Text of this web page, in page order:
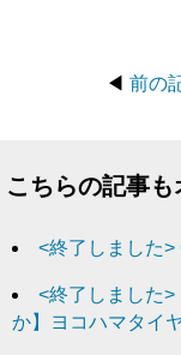
◀ 前の
こちらの記事
<終了しました>
<終了しました
か】ヨコハマタイ